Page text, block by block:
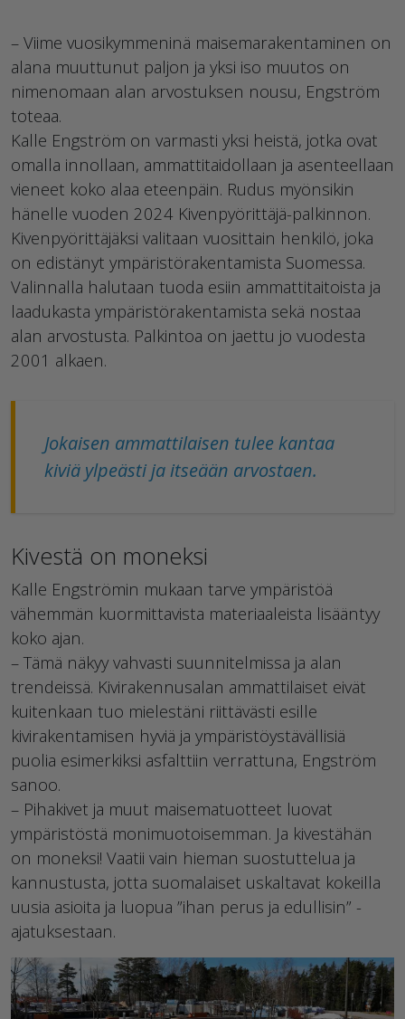
– Viime vuosikymmeninä maisemarakentaminen on
alana muuttunut paljon ja yksi iso muutos on
nimenomaan alan arvostuksen nousu, Engström
toteaa.
Kalle Engström on varmasti yksi heistä, jotka ovat
omalla innollaan, ammattitaidollaan ja asenteellaan
vieneet koko alaa eteenpäin. Rudus myönsikin
hänelle vuoden 2024 Kivenpyörittäjä-palkinnon.
Kivenpyörittäjäksi valitaan vuosittain henkilö, joka
on edistänyt ympäristörakentamista Suomessa.
Valinnalla halutaan tuoda esiin ammattitaitoista ja
laadukasta ympäristörakentamista sekä nostaa
alan arvostusta. Palkintoa on jaettu jo vuodesta
2001 alkaen.
Jokaisen ammattilaisen tulee kantaa
kiviä ylpeästi ja itseään arvostaen.
Kivestä on moneksi
Kalle Engströmin mukaan tarve ympäristöä
vähemmän kuormittavista materiaaleista lisääntyy
koko ajan.
– Tämä näkyy vahvasti suunnitelmissa ja alan
trendeissä. Kivirakennusalan ammattilaiset eivät
kuitenkaan tuo mielestäni riittävästi esille
kivirakentamisen hyviä ja ympäristöystävällisiä
puolia esimerkiksi asfalttiin verrattuna, Engström
sanoo.
– Pihakivet ja muut maisematuotteet luovat
ympäristöstä monimuotoisemman. Ja kivestähän
on moneksi! Vaatii vain hieman suostuttelua ja
kannustusta, jotta suomalaiset uskaltavat kokeilla
uusia asioita ja luopua ”ihan perus ja edullisin” -
ajatuksestaan.